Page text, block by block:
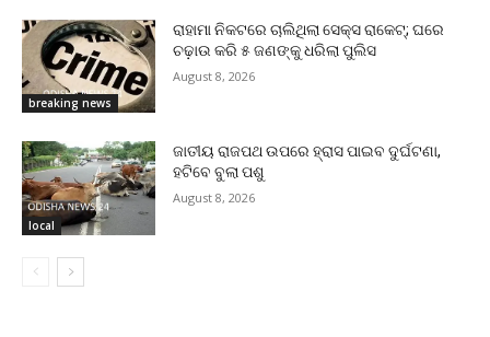
breaking news
ରାହାମା ନିକଟରେ ଚାଲିଥିଲା ସେକ୍ସ ରାକେଟ୍; ଘରେ
ଚଢ଼ାଉ କରି ୫ ଜଣଙ୍କୁ ଧରିଲା ପୁଲିସ
August 8, 2026
local
ଜାତୀୟ ରାଜପଥ ଉପରେ ହ୍ରାସ ପାଇବ ଦୁର୍ଘଟଣା,
ହଟିବେ ବୁଲା ପଶୁ
August 8, 2026